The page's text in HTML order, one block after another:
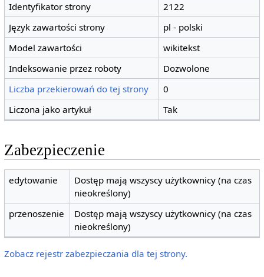
Identyfikator strony
2122
Język zawartości strony
pl - polski
Model zawartości
wikitekst
Indeksowanie przez roboty
Dozwolone
Liczba przekierowań do tej strony
0
Liczona jako artykuł
Tak
Zabezpieczenie
edytowanie
Dostęp mają wszyscy użytkownicy (na czas
nieokreślony)
przenoszenie
Dostęp mają wszyscy użytkownicy (na czas
nieokreślony)
Zobacz rejestr zabezpieczania dla tej strony.